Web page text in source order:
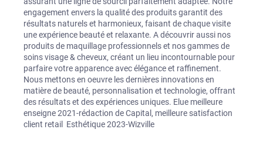
engagement envers la qualité des produits garantit des
résultats naturels et harmonieux, faisant de chaque visite
une expérience beauté et relaxante. A découvrir aussi nos
produits de maquillage professionnels et nos gammes de
soins visage & cheveux, créant un lieu incontournable pour
parfaire votre apparence avec élégance et raffinement.
Nous mettons en oeuvre les dernières innovations en
matière de beauté, personnalisation et technologie, offrant
des résultats et des expériences uniques. Elue meilleure
enseigne 2021-rédaction de Capital, meilleure satisfaction
client retail  Esthétique 2023-Wizville